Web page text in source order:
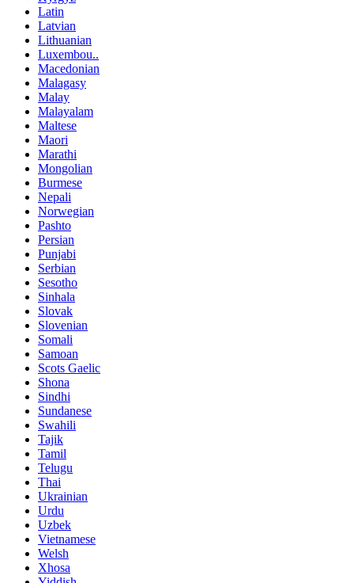
Latin
Latvian
Lithuanian
Luxembou..
Macedonian
Malagasy
Malay
Malayalam
Maltese
Maori
Marathi
Mongolian
Burmese
Nepali
Norwegian
Pashto
Persian
Punjabi
Serbian
Sesotho
Sinhala
Slovak
Slovenian
Somali
Samoan
Scots Gaelic
Shona
Sindhi
Sundanese
Swahili
Tajik
Tamil
Telugu
Thai
Ukrainian
Urdu
Uzbek
Vietnamese
Welsh
Xhosa